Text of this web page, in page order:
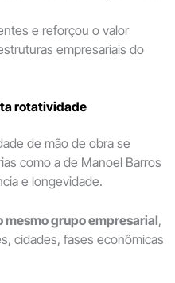
e reforçou o valor
empresariais do
rotatividade
de mão de obra se
como a de Manoel Barros
e longevidade.
mesmo grupo empresarial,
cidades, fases econômicas